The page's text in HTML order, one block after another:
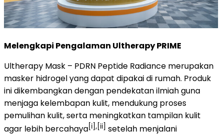
Melengkapi Pengalaman Ultherapy PRIME
Ultherapy Mask – PDRN Peptide Radiance merupakan
masker hidrogel yang dapat dipakai di rumah. Produk
ini dikembangkan dengan pendekatan ilmiah guna
menjaga kelembapan kulit, mendukung proses
pemulihan kulit, serta meningkatkan tampilan kulit
agar lebih bercahaya[i],[ii] setelah menjalani